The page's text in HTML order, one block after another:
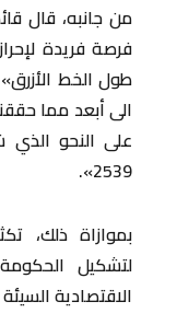
من جانبه، قال
فرصة فريدة
طول الخط
الى أبعد مما
على النحو
2539».
بموازاة ذلك،
لتشكيل
الاقتصادية